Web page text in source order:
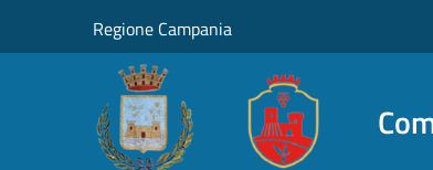
Regione Campania